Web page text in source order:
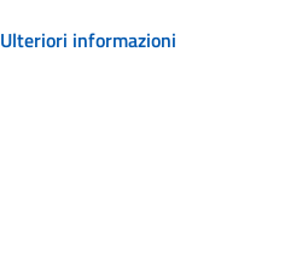
Ulteriori informazioni